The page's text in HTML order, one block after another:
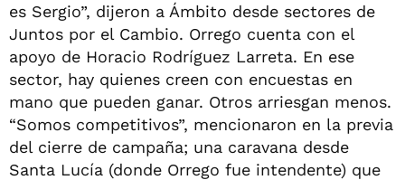
es Sergio”, dijeron a Ámbito desde sectores de
Juntos por el Cambio. Orrego cuenta con el
apoyo de Horacio Rodríguez Larreta. En ese
sector, hay quienes creen con encuestas en
mano que pueden ganar. Otros arriesgan menos.
“Somos competitivos”, mencionaron en la previa
del cierre de campaña; una caravana desde
Santa Lucía (donde Orrego fue intendente) que